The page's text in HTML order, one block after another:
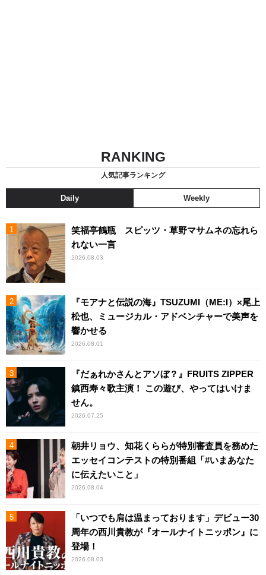
RANKING
人気記事ランキング
Daily Weekly
笑福亭鶴瓶 スピッツ・草野マサムネの忘れら
れない一言
2026.08.03
『モアナと伝説の海』TSUZUMI（ME:I）×尾上
松也、ミュージカル・アドベンチャーで美声を
響かせる
2026.08.01
『だぁれかさんとアソぼ？』FRUITS ZIPPER
鎮西寿々歌主演！ この遊び、やってはいけま
せん。
2026.07.25
朝井リョウ、知花くららが特別審査員を務めた
エッセイコンテストの特別番組「#いまあなた
に伝えたいこと」
2026.08.04
「いつでも肩は温まっております」デビュー30
周年の西川貴教が『オールナイトニッポン』に
登場！
2026.08.03